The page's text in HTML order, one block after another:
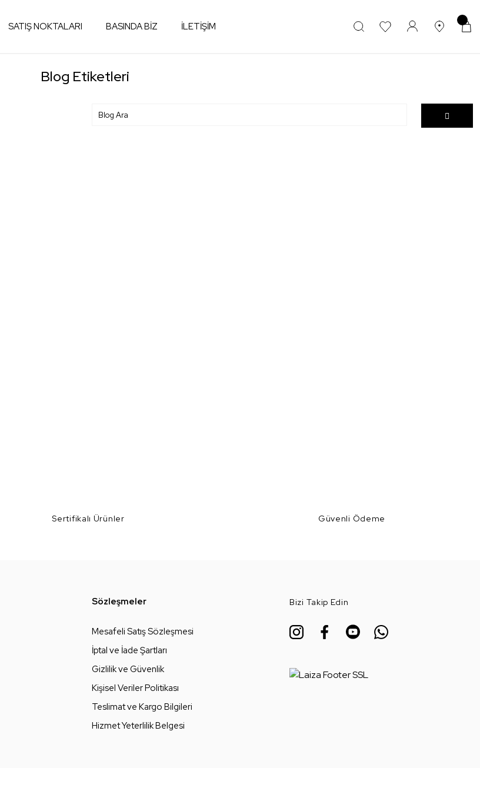
SATIŞ NOKTALARI BASINDA BİZ İLETİŞİM
Blog Etiketleri
Sertifikalı Ürünler Güvenli Ödeme
Sözleşmeler
Mesafeli Satış Sözleşmesi
İptal ve İade Şartları
Gizlilik ve Güvenlik
Kişisel Veriler Politikası
Teslimat ve Kargo Bilgileri
Hizmet Yeterlilik Belgesi
Bizi Takip Edin